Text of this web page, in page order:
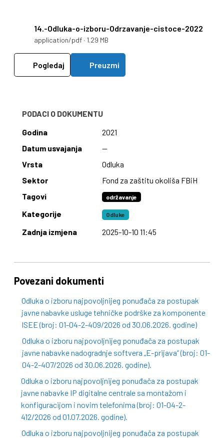
14.-Odluka-o-izboru-Odrzavanje-cistoce-2022
application/pdf · 1.29 MB
Pogledaj Preuzmi
PODACI O DOKUMENTU
Godina
2021
Datum usvajanja
—
Vrsta
Odluka
Sektor
Fond za zaštitu okoliša FBiH
Tagovi
održavanje
Kategorije Odluke
Zadnja izmjena 2025-10-10 11:45
Povezani dokumenti
Odluka o izboru najpovoljnijeg ponuđača za postupak
javne nabavke usluge tehničke podrške za komponente
ISEE (broj: 01-04-2-409/2026 od 30.06.2026. godine)
Odluka o izboru najpovoljnijeg ponuđača za postupak
javne nabavke nadogradnje softvera „E-prijava“ (broj: 01-
04-2-407/2026 od 30.06.2026. godine).
Odluka o izboru najpovoljnijeg ponuđača za postupak
javne nabavke IP digitalne centrale sa montažom i
konfiguracijom i novim telefonima (broj: 01-04-2-
412/2026 od 01.07.2026. godine).
Odluka o izboru najpovoljnijeg ponuđača za postupak